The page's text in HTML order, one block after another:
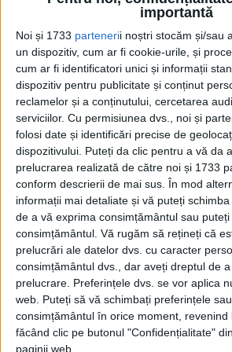
importantă
Noi și 1733 partenerii noștri stocăm și/sau
un dispozitiv, cum ar fi cookie-urile, și
cum ar fi identificatori unici și informații
dispozitiv pentru publicitate și conținut
reclamelor și a conținutului, cercetarea
serviciilor. Cu permisiunea dvs., noi și
folosi date și identificări precise de
dispozitivului. Puteți da clic pentru a vă da
prelucrarea realizată de către noi și 1733
conform descrierii de mai sus. În mod
informații mai detaliate și vă puteți
de a vă exprima consimțământul sau
consimțământul. Vă rugăm să rețineți că
prelucrări ale datelor dvs. cu caracter
consimțământul dvs., dar aveți dreptul de
prelucrare. Preferințele dvs. se vor aplica
web. Puteți să vă schimbați preferințele
consimțământul în orice moment, revenind
făcând clic pe butonul "Confidențialitate"
paginii web.
Ziarele de la Hollywood îi luau
Cea mai mare revistă de istorie din
Media KIT
PORTOFOLIU
Capital
Evenimentul Zilei